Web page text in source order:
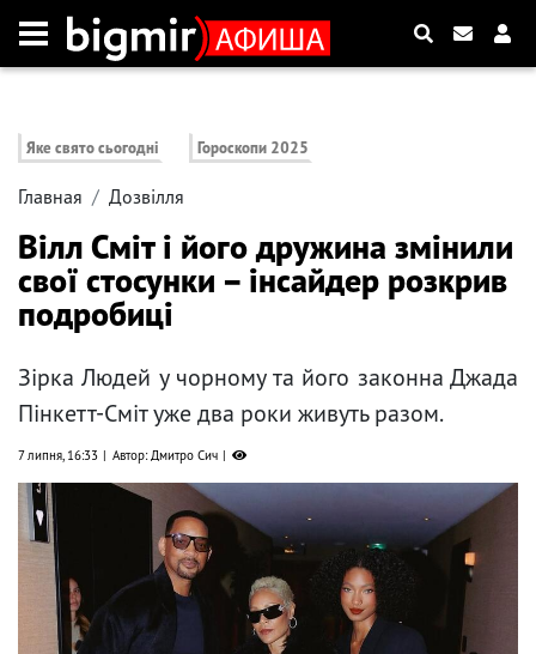
Яке свято сьогодні Гороскопи 2025
Главная Дозвілля
Вілл Сміт і його дружина змінили
свої стосунки – інсайдер розкрив
подробиці
Зірка Людей у чорному та його законна Джада
Пінкетт-Сміт уже два роки живуть разом.
7 липня, 16:33 Автор: Дмитро Сич